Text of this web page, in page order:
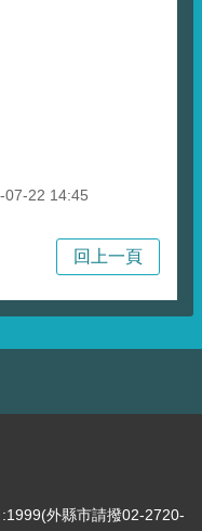
07-22 14:45
回上一頁
外縣市請撥02-2720-